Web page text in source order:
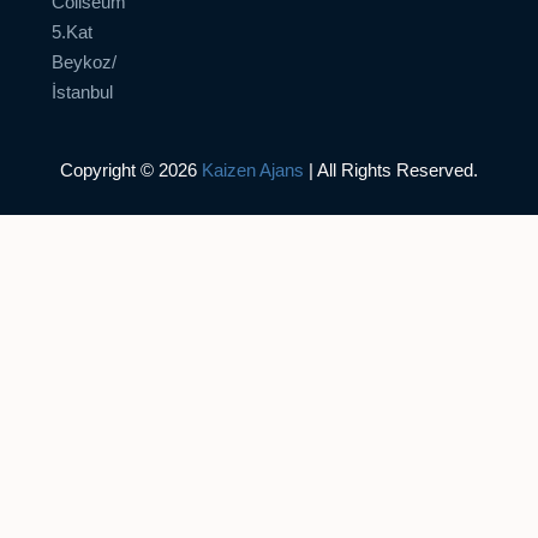
5.Kat
Beykoz/
İstanbul
Copyright © 2026 Kaizen Ajans | All Rights Reserved.